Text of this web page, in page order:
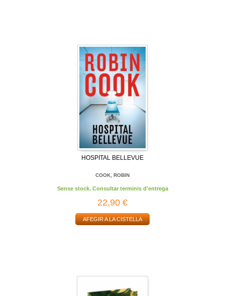
HOSPITAL BELLEVUE
COOK, ROBIN
Sense stock. Consultar terminis d'entrega
22,90 €
AFEGIR A LA CISTELLA